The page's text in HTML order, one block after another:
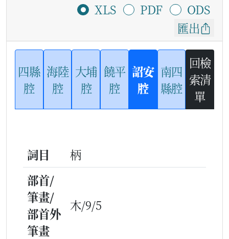
XLS
PDF
ODS
匯出
四縣
腔
海陸
腔
大埔
腔
饒平
腔
詔安
腔
南四
縣腔
回檢
索清
單
詞目
柄
部首/
筆畫/
部首外
筆畫
木/9/5